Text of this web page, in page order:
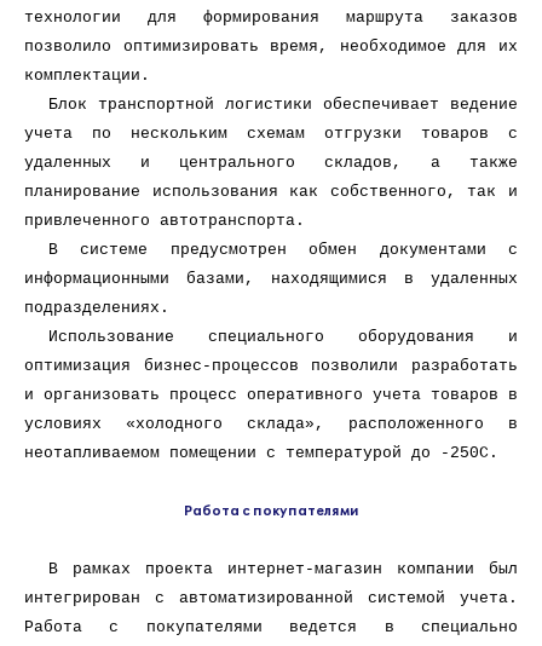
технологии для формирования маршрута заказов
позволило оптимизировать время, необходимое для их
комплектации.
Блок транспортной логистики обеспечивает ведение
учета по нескольким схемам отгрузки товаров с
удаленных и центрального складов, а также
планирование использования как собственного, так и
привлеченного автотранспорта.
В системе предусмотрен обмен документами с
информационными базами, находящимися в удаленных
подразделениях.
Использование специального оборудования и
оптимизация бизнес-процессов позволили разработать
и организовать процесс оперативного учета товаров в
условиях «холодного склада», расположенного в
неотапливаемом помещении с температурой до -250С.
Работа с покупателями
В рамках проекта интернет-магазин компании был
интегрирован с автоматизированной системой учета.
Работа с покупателями ведется в специально